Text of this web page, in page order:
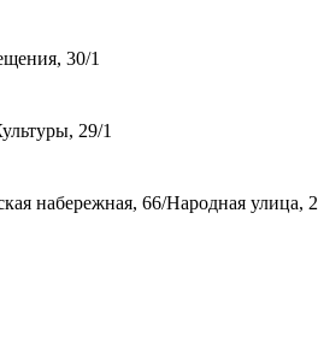
30/1
29/1
набережная, 66/Народная улица, 2